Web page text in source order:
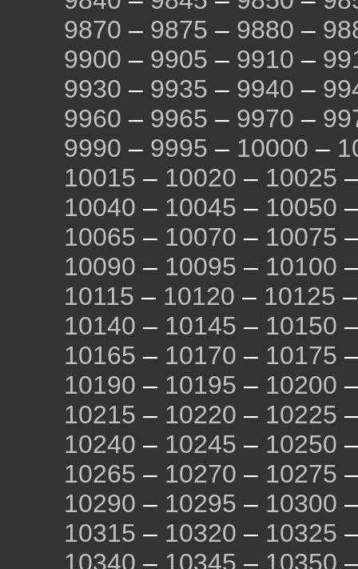
9870 – 9875 – 9880 –
9900 – 9905 – 9910 –
9930 – 9935 – 9940 –
9960 – 9965 – 9970 –
9990 – 9995 – 10000 –
10015 – 10020 – 10025
10040 – 10045 – 10050
10065 – 10070 – 10075
10090 – 10095 – 10100
10115 – 10120 – 10125
10140 – 10145 – 10150
10165 – 10170 – 10175
10190 – 10195 – 10200
10215 – 10220 – 10225
10240 – 10245 – 10250
10265 – 10270 – 10275
10290 – 10295 – 10300
10315 – 10320 – 10325
10340 – 10345 – 10350